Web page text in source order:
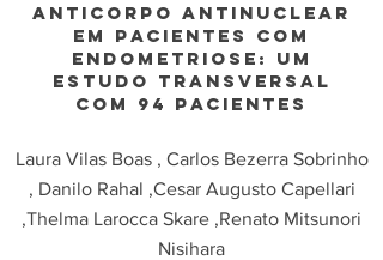
ANTICORPO ANTINUCLEAR
EM PACIENTES COM
ENDOMETRIOSE: UM
ESTUDO TRANSVERSAL
COM 94 PACIENTES
Laura Vilas Boas , Carlos Bezerra Sobrinho
, Danilo Rahal ,Cesar Augusto Capellari
,Thelma Larocca Skare ,Renato Mitsunori
Nisihara